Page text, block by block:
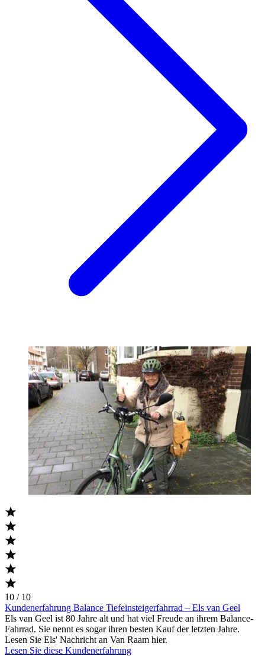
10 / 10
Kundenerfahrung Balance Tiefeinsteigerfahrrad – Els van Geel
Els van Geel ist 80 Jahre alt und hat viel Freude an ihrem Balance-
Fahrrad. Sie nennt es sogar ihren besten Kauf der letzten Jahre.
Lesen Sie Els' Nachricht an Van Raam hier.
Lesen Sie diese Kundenerfahrung